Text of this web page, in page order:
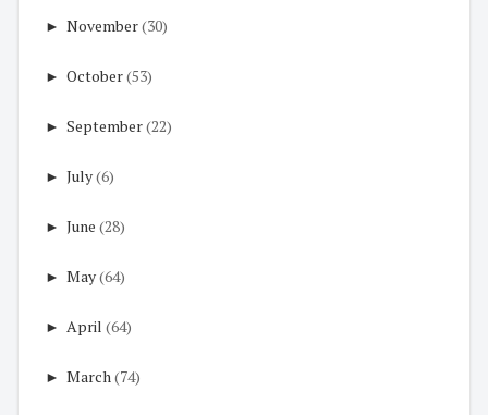
► November(30)
► October(53)
► September(22)
► July(6)
► June (28)
► May(64)
► April (64)
► March(74)